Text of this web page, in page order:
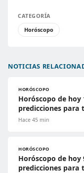
CATEGORÍA
Horóscopo
NOTICIAS
HORÓSCOPO
Horóscopo de hoy
predicciones para
Hace 45 min
HORÓSCOPO
Horóscopo de
predicciones para